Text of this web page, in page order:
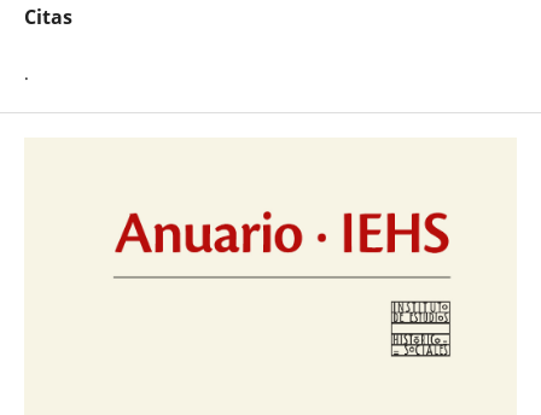
Citas
.